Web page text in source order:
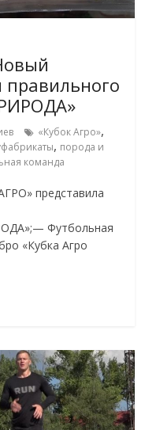
«Кубок Агро»,
, порода и
команда
представила
Футбольная
«Кубка Агро